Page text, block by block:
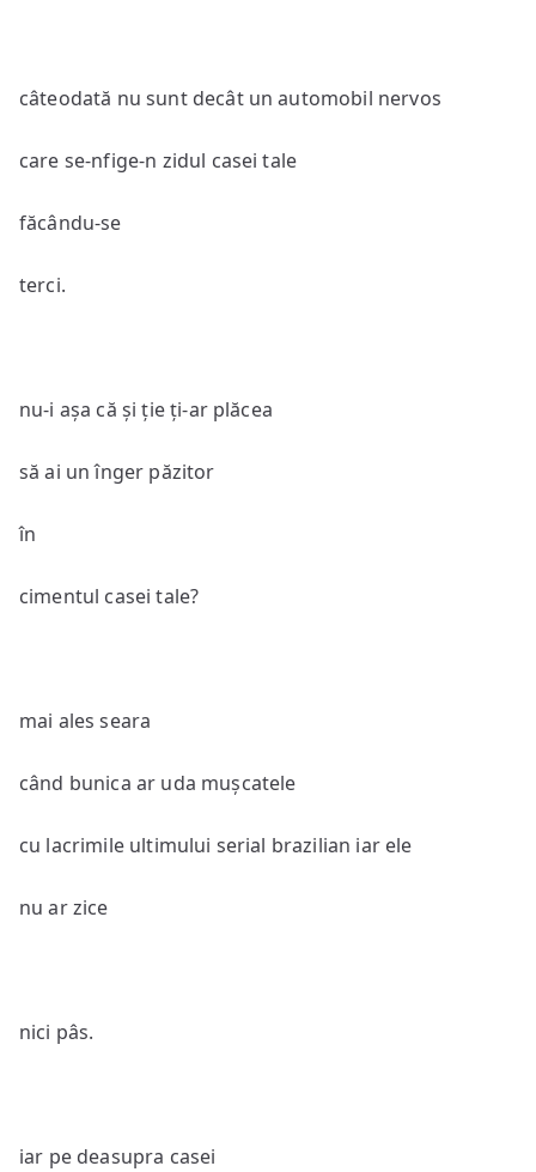
câteodată nu sunt decât un automobil nervos
care se-nfige-n zidul casei tale
făcându-se
terci.
nu-i așa că și ție ți-ar plăcea
să ai un înger păzitor
în
cimentul casei tale?
mai ales seara
când bunica ar uda mușcatele
cu lacrimile ultimului serial brazilian iar ele
nu ar zice
nici pâs.
iar pe deasupra casei